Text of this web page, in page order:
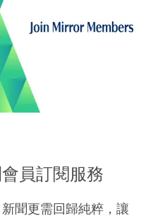
員訂閱服務
聞更需回歸純粹，讓